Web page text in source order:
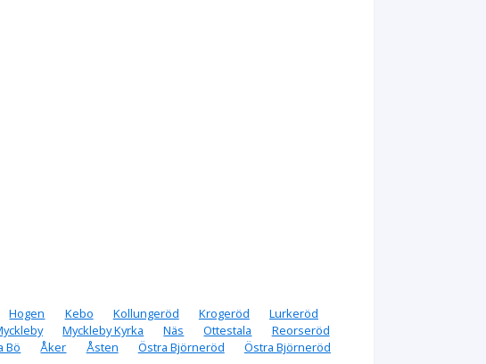
Hogen Kebo Kollungeröd Krogeröd
Lurkeröd
Myckleby Kyrka Näs Ottestala
Reorseröd
Bö Åker Åsten Östra Björneröd
Östra Björneröd